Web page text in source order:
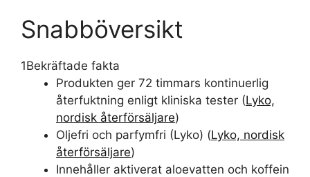
Snabböversikt
1Bekräftade fakta
Produkten ger 72 timmars kontinuerlig
återfuktning enligt kliniska tester (Lyko,
nordisk återförsäljare)
Oljefri och parfymfri (Lyko) (Lyko, nordisk
återförsäljare)
Innehåller aktiverat aloevatten och koffein